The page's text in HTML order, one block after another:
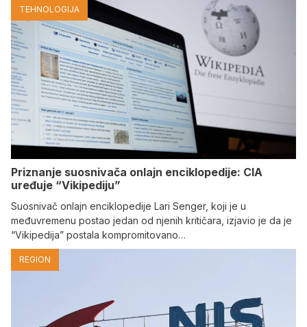
TEHNOLOGIJA
Priznanje suosnivača onlajn enciklopedije: CIA
uređuje “Vikipediju”
Suosnivač onlajn enciklopedije Lari Senger, koji je u
međuvremenu postao jedan od njenih kritičara, izjavio je da je
“Vikipedija” postala kompromitovano…
REGION